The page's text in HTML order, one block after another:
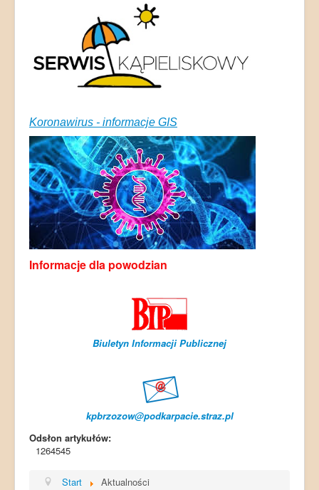
Koronawirus - informacje GIS
Informacje dla powodzian
Biuletyn Informacji Publicznej
kpbrzozow@podkarpacie.straz.pl
Odsłon artykułów:
1264545
Start Aktualności